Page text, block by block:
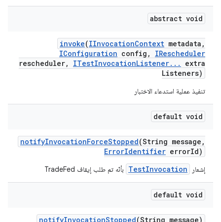
abstract void
invoke(IInvocationContext metadata ,
IConfiguration config ,
IRescheduler
rescheduler, ITestInvocationListener. . .
extra
Listeners)
تنفيذ عملية استدعاء الاختبار
default void
notifyInvocationForceStopped(String message ,
ErrorIdentifier errorId)
إشعار TestInvocation بأنّه تم طلب إيقاف TradeFed
default void
notifyInvocationStopped(String message)